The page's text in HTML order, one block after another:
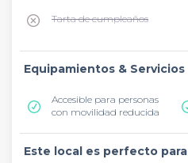
Tarta de cumpleaños
Equipamientos & Servicios
Accesible para personas
con movilidad reducida
Este local es perfecto para